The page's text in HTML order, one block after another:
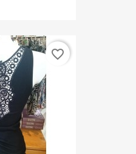
favorite_border